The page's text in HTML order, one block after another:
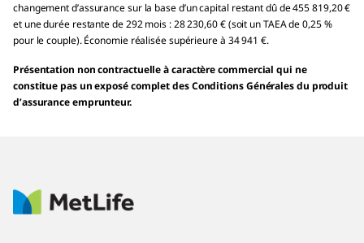
changement d’assurance sur la base d’un capital restant dû de 455 819,20 €
et une durée restante de 292 mois : 28 230,60 € (soit un TAEA de 0,25 %
pour le couple). Économie réalisée supérieure à 34 941 €.
Présentation non contractuelle à caractère commercial qui ne
constitue pas un exposé complet des Conditions Générales du produit
d’assurance emprunteur.